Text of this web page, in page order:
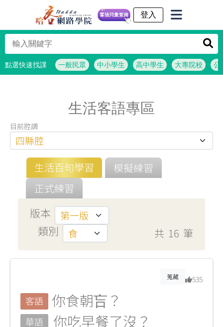
客語詞彙查詢
點選快速找課 一般民眾 中小學生 高中學生 大專院校 公
生活客語專區
目前腔調
生活百句學習
模擬練習
正式練習
版本
類別
共 16 筆
蒐藏 535
客語 你食朝吂？
華語 你吃早餐了沒？